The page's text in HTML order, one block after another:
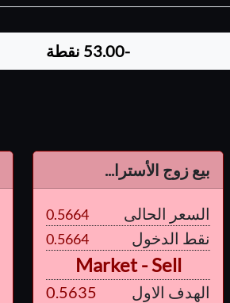
-53.00 نقطة
بيع زوج الأسترا...
السعر الحالى 0.5664
نقط الدخول 0.5664
Market - Sell
الهدف الاول
0.5635